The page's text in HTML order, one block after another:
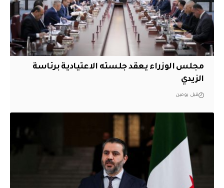
مجلس الوزراء يعقد جلسته الاعتيادية برئاسة
الزيدي
قبل يومين